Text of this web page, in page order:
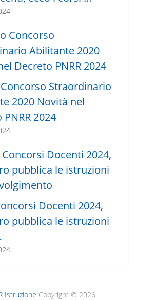
Straordinario
2020 Novità nel
2024
Docenti 2024,
pubblica le istruzioni
Istruzione Copyright © 2026.